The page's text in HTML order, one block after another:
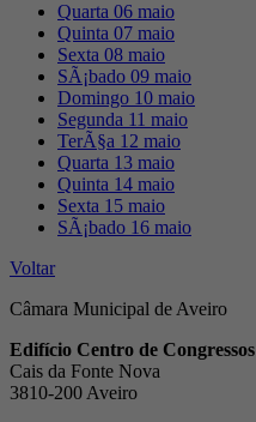
Quarta 06 maio
Quinta 07 maio
Sexta 08 maio
SÃ¡bado 09 maio
Domingo 10 maio
Segunda 11 maio
TerÃ§a 12 maio
Quarta 13 maio
Quinta 14 maio
Sexta 15 maio
SÃ¡bado 16 maio
Voltar
Câmara Municipal de Aveiro
Edifício Centro de Congressos
Cais da Fonte Nova
3810-200 Aveiro